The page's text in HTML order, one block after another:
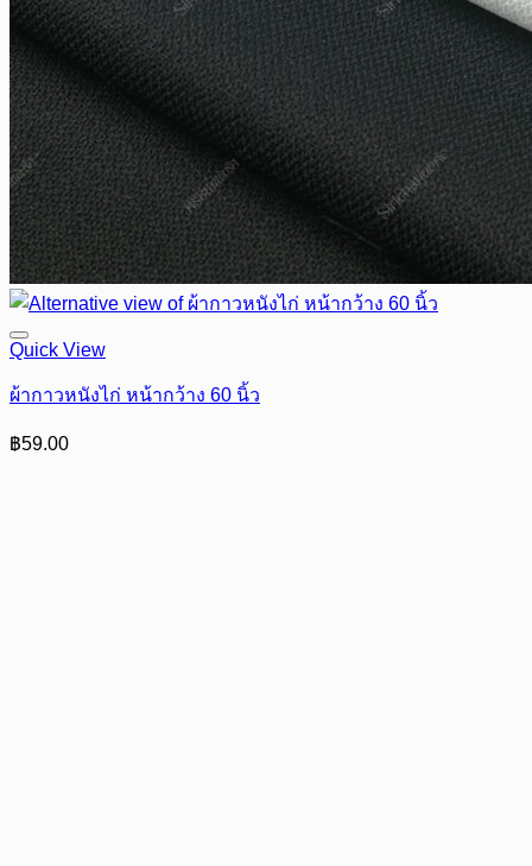
Quick View
ผ้ากาวหนังไก่ หน้ากว้าง 60 นิ้ว
฿59.00